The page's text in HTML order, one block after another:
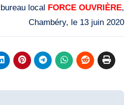
local FORCE OUVRIÈRE,
Chambéry, le 13 juin 2020